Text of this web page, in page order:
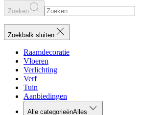
Zoeken
Zoekbalk sluiten
Raamdecoratie
Vloeren
Verlichting
Verf
Tuin
Aanbiedingen
Alle categorieënAlles